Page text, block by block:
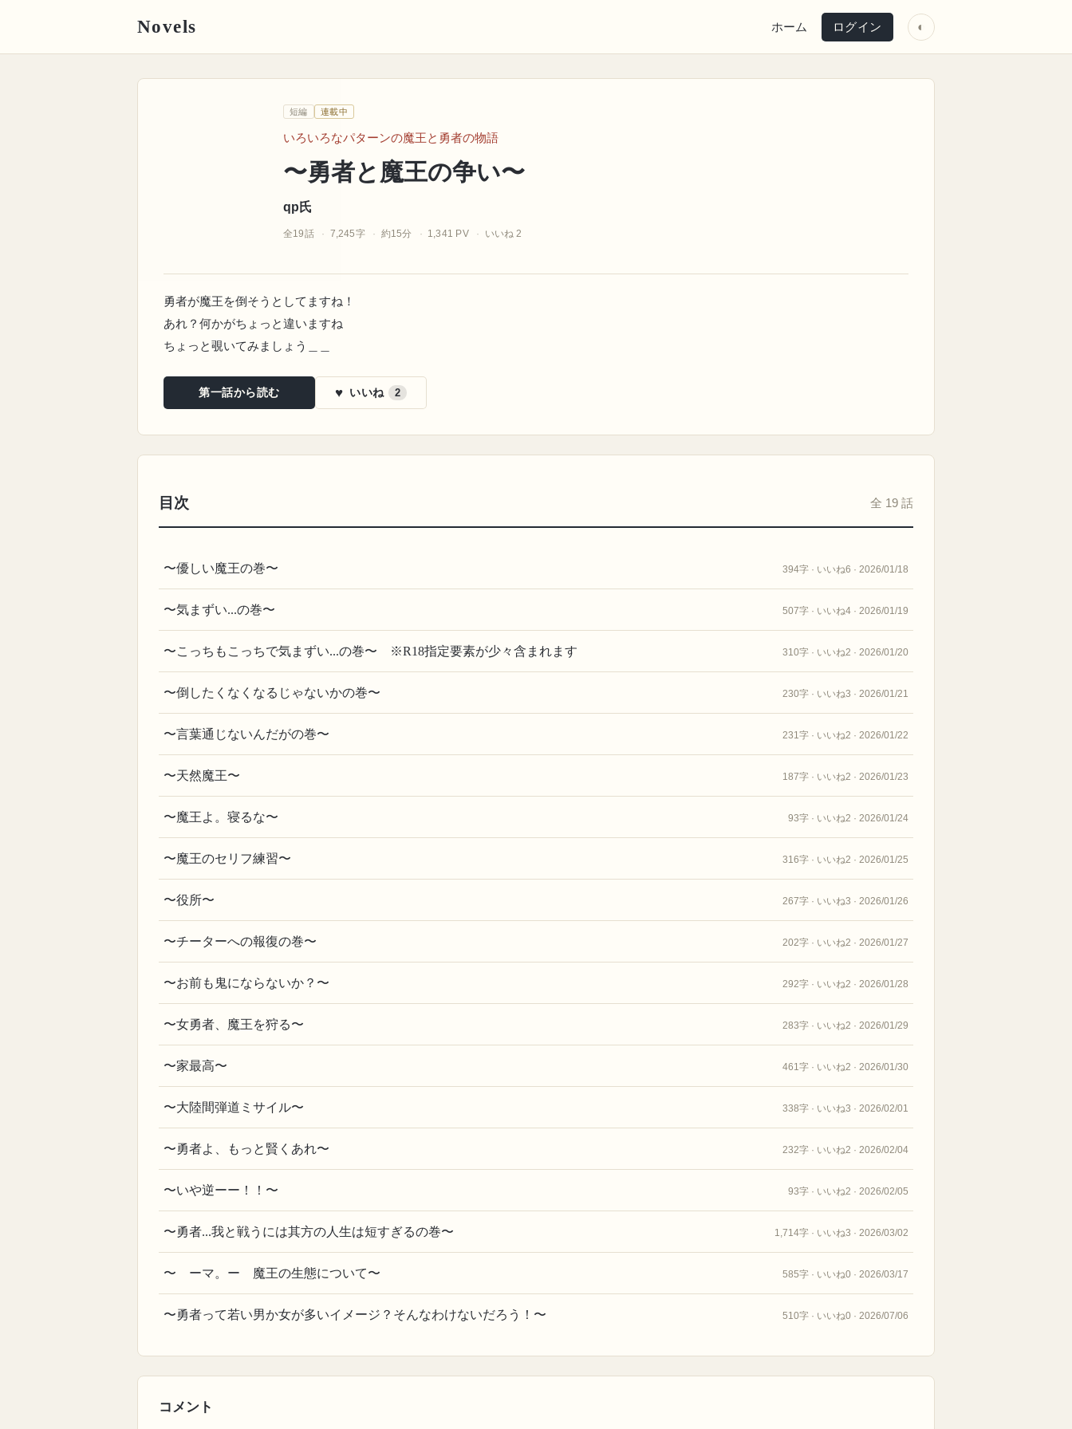
Novels ホーム ログイン ◐
短編 連載中
いろいろなパターンの魔王と勇者の物語
〜勇者と魔王の争い〜
qp氏
全19話 7,245字 約15分 1,341 PV いいね 2
勇者が魔王を倒そうとしてますね！
あれ？何かがちょっと違いますね
ちょっと覗いてみましょう＿＿
第一話から読む ♥ いいね 2
目次 全 19 話
〜優しい魔王の巻〜 394字 · いいね6 · 2026/01/18
〜気まずい...の巻〜 507字 · いいね4 · 2026/01/19
〜こっちもこっちで気まずい...の巻〜 ※R18指定要素が少々含まれます 310字 · いいね2 · 2026/01/20
〜倒したくなくなるじゃないかの巻〜 230字 · いいね3 · 2026/01/21
〜言葉通じないんだがの巻〜 231字 · いいね2 · 2026/01/22
〜天然魔王〜 187字 · いいね2 · 2026/01/23
〜魔王よ。寝るな〜 93字 · いいね2 · 2026/01/24
〜魔王のセリフ練習〜 316字 · いいね2 · 2026/01/25
〜役所〜 267字 · いいね3 · 2026/01/26
〜チーターへの報復の巻〜 202字 · いいね2 · 2026/01/27
〜お前も鬼にならないか？〜 292字 · いいね2 · 2026/01/28
〜女勇者、魔王を狩る〜 283字 · いいね2 · 2026/01/29
〜家最高〜 461字 · いいね2 · 2026/01/30
〜大陸間弾道ミサイル〜 338字 · いいね3 · 2026/02/01
〜勇者よ、もっと賢くあれ〜 232字 · いいね2 · 2026/02/04
〜いや逆ーー！！〜 93字 · いいね2 · 2026/02/05
〜勇者...我と戦うには其方の人生は短すぎるの巻〜 1,714字 · いいね3 · 2026/03/02
〜 ーマ。ー 魔王の生態について〜 585字 · いいね0 · 2026/03/17
〜勇者って若い男か女が多いイメージ？そんなわけないだろう！〜 510字 · いいね0 · 2026/07/06
コメント